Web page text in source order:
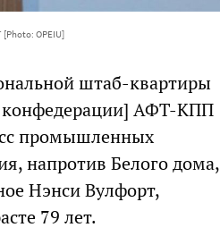
[Photo: OPEIU]
штаб-квартиры
конфедерации] АФТ-КПП
промышленных
напротив Белого дома,
Нэнси Вулфорт,
79 лет.